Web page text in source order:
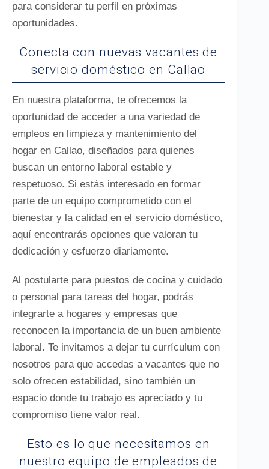
para considerar tu perfil en próximas
oportunidades.
Conecta con nuevas vacantes de
servicio doméstico en Callao
En nuestra plataforma, te ofrecemos la
oportunidad de acceder a una variedad de
empleos en limpieza y mantenimiento del
hogar en Callao, diseñados para quienes
buscan un entorno laboral estable y
respetuoso. Si estás interesado en formar
parte de un equipo comprometido con el
bienestar y la calidad en el servicio doméstico,
aquí encontrarás opciones que valoran tu
dedicación y esfuerzo diariamente.
Al postularte para puestos de cocina y cuidado
o personal para tareas del hogar, podrás
integrarte a hogares y empresas que
reconocen la importancia de un buen ambiente
laboral. Te invitamos a dejar tu currículum con
nosotros para que accedas a vacantes que no
solo ofrecen estabilidad, sino también un
espacio donde tu trabajo es apreciado y tu
compromiso tiene valor real.
Esto es lo que necesitamos en
nuestro equipo de empleados de